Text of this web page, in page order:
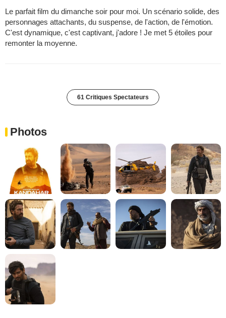
Le parfait film du dimanche soir pour moi. Un scénario solide, des
personnages attachants, du suspense, de l'action, de l'émotion.
C'est dynamique, c'est captivant, j'adore ! Je met 5 étoiles pour
remonter la moyenne.
61 Critiques Spectateurs
Photos